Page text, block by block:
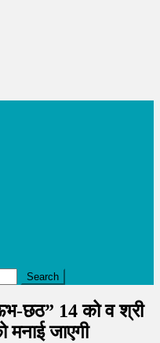
छठ” 14 को व श्री
जाएगी